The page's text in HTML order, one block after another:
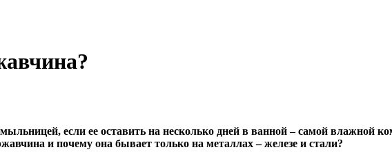
если ее оставить на несколько дней в ванной – самой влажной
и почему она бывает только на металлах – железе и стали?